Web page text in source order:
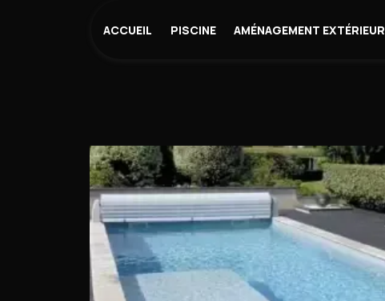
ACCUEIL PISCINE AMÉNAGEMENT EXTÉRIEUR